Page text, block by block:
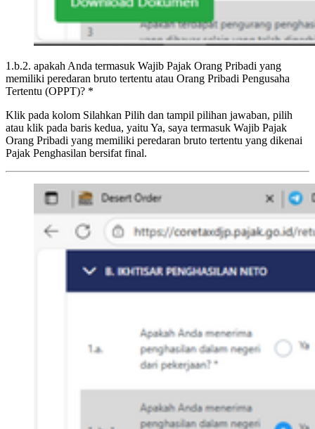
1.b.2. apakah Anda termasuk Wajib Pajak Orang Pribadi yang
memiliki peredaran bruto tertentu atau Orang Pribadi Pengusaha
Tertentu (OPPT)? *
Klik pada kolom Silahkan Pilih dan tampil pilihan jawaban, pilih
atau klik pada baris kedua, yaitu Ya, saya termasuk Wajib Pajak
Orang Pribadi yang memiliki peredaran bruto tertentu yang dikenai
Pajak Penghasilan bersifat final.